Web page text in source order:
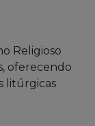
Religioso
oferecendo
litúrgicas